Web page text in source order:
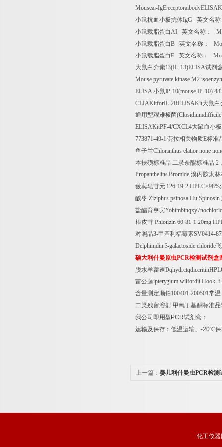
Mouseai-
小鼠抗血小板抗体IgG 英文名称
小鼠载脂蛋白AI 英文名称：
小鼠载脂蛋白B 英文名称：
小鼠载脂蛋白E 英文名称：
大鼠白介素13(IL-13)ELISA试剂
Mouse pyruvate kinase M2
ELISA小鼠IP-10(mouse IP-10)
CLIAKitforIL-2RELISAKit大鼠白
通用型艰难梭菌
ELISAKitPF-4/CXCL4大鼠血小
773871-49-1 劳拉相关物质E标准
鱼子兰Chloranthus elatior none
本扶磺标准品 二录奈醌标准品 2
Propantheline Bromide 溴丙胺太林
菝葜皂苷元 126-19-2 HPLC≥
酸枣 Ziziphus psinosa Hu Spinosin
盐醋育亨宾
根皮苷 Phlorizin 60-81-1 20mg
对照品3-甲基利福霉素SV0414-
Delphinidin 3-galactoside chloride
硕大利什曼原虫PCR检测试剂盒
脱水羊藿速
雷公藤ipterygium wilfordii Hook.
含量测定顺铂100401-200501常温
二类残留溶剂 -甲氧丁基酮标准品
我公司即用型 PCR试剂盒：
运输及保存：低温运输、 -20℃
上一篇： 婴儿利什曼虫PCR检测
化工仪器